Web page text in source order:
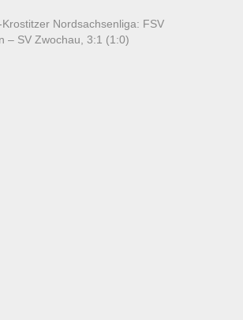
Nordsachsenliga: FSV
– SV Zwochau, 3:1 (1:0)